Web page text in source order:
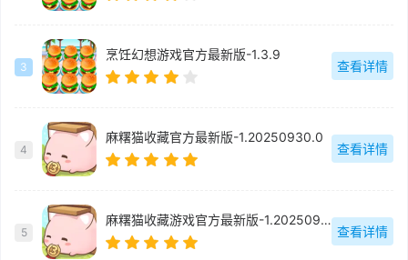
3
烹饪幻想游戏官方最新版-1.3.9
查看详情
4
麻糬猫收藏官方最新版-1.20250930.0
查看详情
5
麻糬猫收藏游戏官方最新版-1.20250930.0
查看详情